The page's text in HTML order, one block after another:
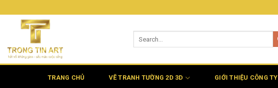
qua
TRANG CHỦ VẼ TRANH TƯỜNG 2D 3D GIỚI THIỆU CÔNG TY